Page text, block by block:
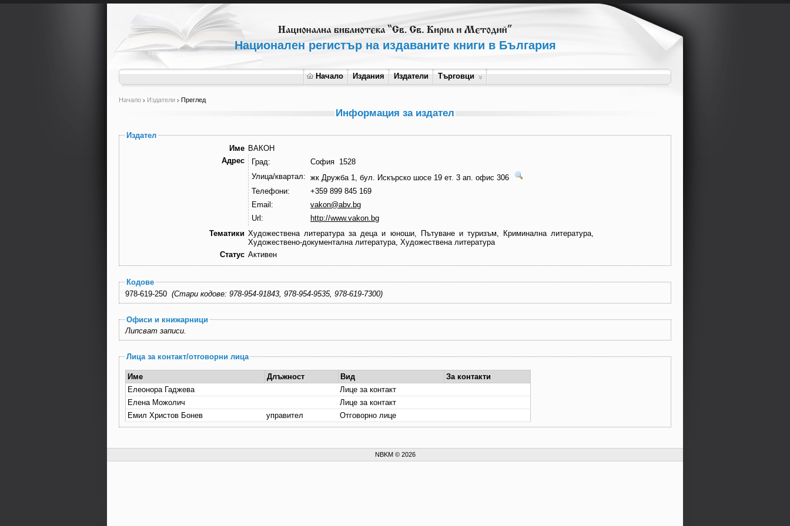
Национален регистър на издаваните книги в България
Начало Издания Издатели Търговци
Начало Издатели Преглед
Информация за издател
Издател
Име ВАКОН
Адрес
Град:
София 1528
Улица/квартал: жк Дружба 1, бул. Искърско шосе 19 ет. 3 ап. офис 306
Телефони:
+359 899 845 169
Email:
vakon@abv.bg
Url:
http://www.vakon.bg
Тематики Художествена литература за деца и юноши, Пътуване и туризъм, Криминална литература,
Художествено-документална литература, Художествена литература
Статус Активен
Кодове
(Стари кодове: 978-954-91843, 978-954-9535, 978-619-7300)
Офиси и книжарници
Липсват записи.
Лица за контакт/отговорни лица
Име Длъжност Вид
За контакти
Елеонора Гаджева
Лице за контакт
Елена Можолич
Лице за контакт
Емил Христов Бонев
управител Отговорно лице
NBKM © 2026